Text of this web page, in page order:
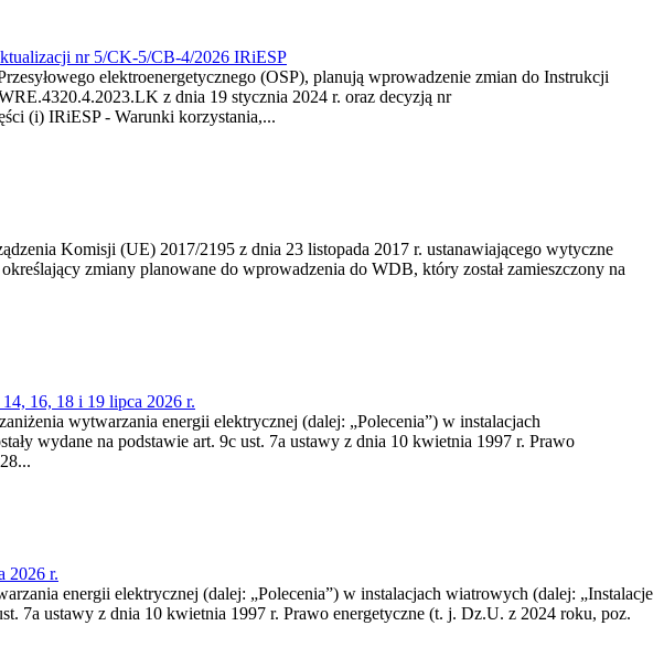
nr 5/CK-5/CB-4/2026 IRiESP
elektroenergetycznego (OSP), planują wprowadzenie zmian do Instrukcji
z dnia 19 stycznia 2024 r. oraz decyzją nr
(i) IRiESP - Warunki korzystania,...
Komisji (UE) 2017/2195 z dnia 23‍ listopada 2017 r. ustanawiającego wytyczne
zmiany planowane do wprowadzenia do WDB, który został zamieszczony na
16, 18 i 19 lipca 2026 r.
wytwarzania energii elektrycznej (dalej: „Polecenia”) w instalacjach
wydane na podstawie art. 9c ust. 7a ustawy z dnia 10 kwietnia 1997 r. Prawo
2026 r.
energii elektrycznej (dalej: „Polecenia”) w instalacjach wiatrowych (dalej: „Instalacje
7a ustawy z dnia 10 kwietnia 1997 r. Prawo energetyczne (t. j. Dz.U. z 2024 roku, poz.